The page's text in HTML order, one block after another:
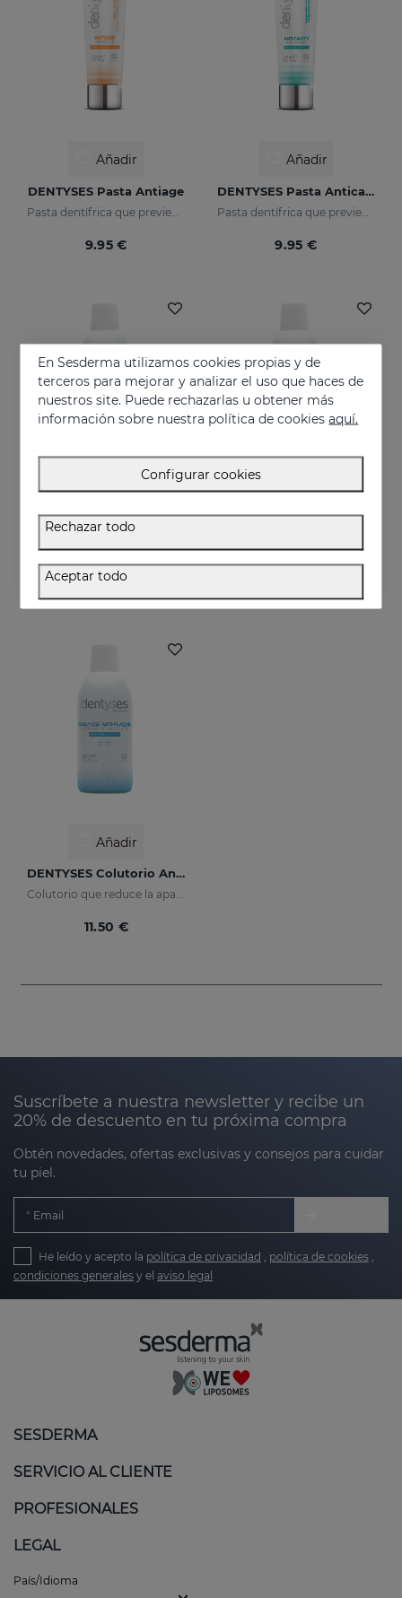
Añadir
DENTYSES Pasta Antiage
9.95 €
Añadir
DENTYSES Pasta Anticaries
Pasta dentífrica que previene la aparición de caries
9.95 €
Colutorio que previene los signos del envejecimiento bucal
11.50 €
Añadir
DENTYSES Colutorio Antiplaca
Colutorio que reduce la aparición de la placa bacteriana
11.50 €
Suscríbete a nuestra newsletter y recibe un
20% de descuento en tu próxima compra
Obtén novedades, ofertas exclusivas y consejos para cuidar
tu piel.
Email
He leído y acepto la política de privacidad , política de cookies ,
condiciones generales y el aviso legal
SESDERMA
SERVICIO AL CLIENTE
PROFESIONALES
LEGAL
País/Idioma
En Sesderma utilizamos cookies propias y de
terceros para mejorar y analizar el uso que haces de
nuestros site. Puede rechazarlas u obtener más
información sobre nuestra política de cookiesaquí.
Configurar cookies
Rechazar todo
Aceptar todo